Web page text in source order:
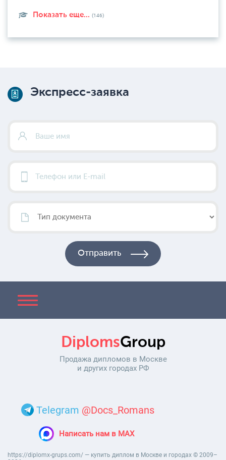
Показать еще... (146)
Экспресс-заявка
DiplomsGroup
Продажа дипломов в Москве
и других городах РФ
Telegram @Docs_Romans
Написать нам в MAX
https://diplomx-grups.com/ — купить диплом в Москве и городах © 2009–